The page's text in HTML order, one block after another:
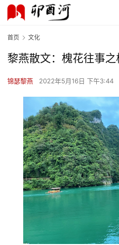
首页 文化
黎燕散文：槐花往事之
锦瑟黎燕 2022年5月16日 下午3:44